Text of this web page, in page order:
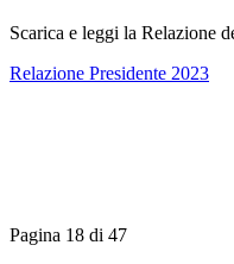
Scarica e leggi la Relazione
Relazione Presidente 2023
Pagina 18 di 47